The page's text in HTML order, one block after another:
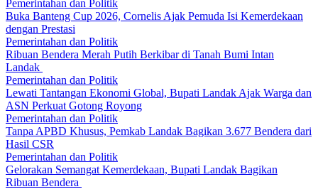
Pemerintahan dan Politik
Buka Banteng Cup 2026, Cornelis Ajak Pemuda Isi Kemerdekaan
dengan Prestasi
Pemerintahan dan Politik
Ribuan Bendera Merah Putih Berkibar di Tanah Bumi Intan
Landak
Pemerintahan dan Politik
Lewati Tantangan Ekonomi Global, Bupati Landak Ajak Warga dan
ASN Perkuat Gotong Royong
Pemerintahan dan Politik
Tanpa APBD Khusus, Pemkab Landak Bagikan 3.677 Bendera dari
Hasil CSR
Pemerintahan dan Politik
Gelorakan Semangat Kemerdekaan, Bupati Landak Bagikan
Ribuan Bendera